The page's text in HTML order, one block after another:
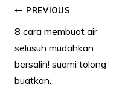
Post
navigation
PREVIOUS
8 cara membuat air
selusuh mudahkan
bersalin! suami tolong
buatkan.